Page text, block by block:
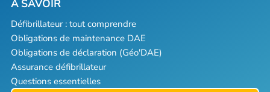
Défibrillateur : tout comprendre
Obligations de maintenance DAE
Obligations de déclaration (Géo'DAE)
Assurance défibrillateur
Questions essentielles